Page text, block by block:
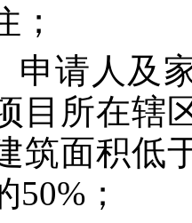
；
申请人及
目所在辖
筑面积低
50%；